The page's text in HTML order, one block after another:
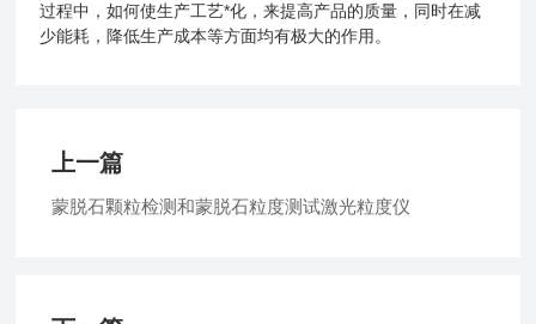
过程中，如何使生产工艺*化，来提高产品的质量，同时在减
少能耗，降低生产成本等方面均有极大的作用。
上一篇
蒙脱石颗粒检测和蒙脱石粒度测试激光粒度仪